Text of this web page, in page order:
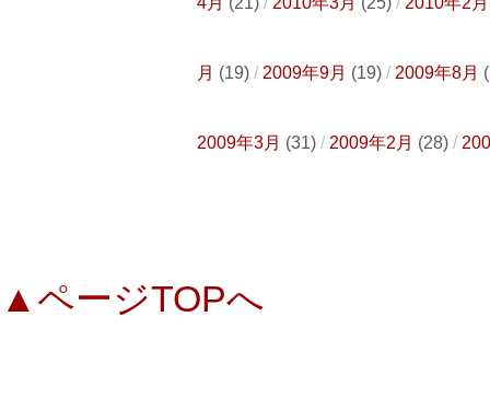
月 (19) 2009年9月 (19) 2009年8月
2009年3月 (31) 2009年2月 (28)
▲ページTOPへ